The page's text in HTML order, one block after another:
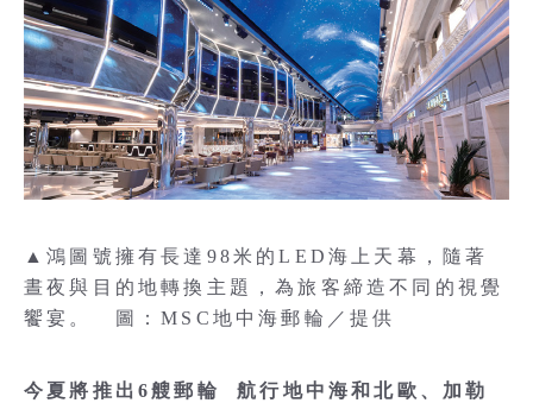
▲鴻圖號擁有長達98米的LED海上天幕，隨著
晝夜與目的地轉換主題，為旅客締造不同的視覺
饗宴。 圖：MSC地中海郵輪／提供
今夏將推出6艘郵輪 航行地中海和北歐、加勒